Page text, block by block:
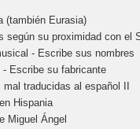
(también Eurasia)
según su proximidad con el
- Escribe sus nombres
- Escribe su fabricante
traducidas al español II
Hispania
Miguel Ángel